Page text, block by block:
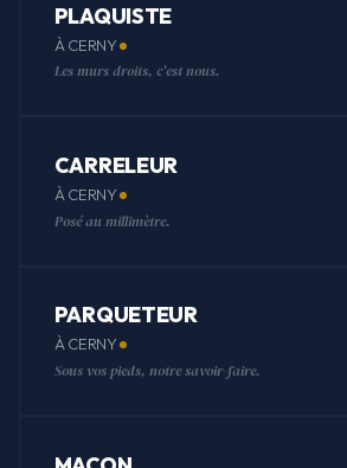
PLAQUISTE
À CERNY
Les murs droits, c'est nous.
CARRELEUR
À CERNY
Posé au millimètre.
PARQUETEUR
À CERNY
Sous vos pieds, notre savoir-faire.